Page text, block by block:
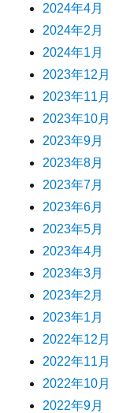
2024年4月
2024年2月
2024年1月
2023年12月
2023年11月
2023年10月
2023年9月
2023年8月
2023年7月
2023年6月
2023年5月
2023年4月
2023年3月
2023年2月
2023年1月
2022年12月
2022年11月
2022年10月
2022年9月